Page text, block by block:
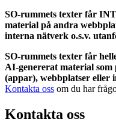
SO-rummets texter får
material på andra
interna nätverk o.s.v.
SO-rummets texter får
AI-genererat material
(appar), webbplatser eller
Kontakta oss om du har
Kontakta oss